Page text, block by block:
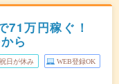
71万円稼ぐ！
ら
日が休み WEB登録OK